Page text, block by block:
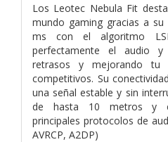
Los Leotec Nebula Fit
mundo gaming gracias a
ms con el algoritmo
perfectamente el audio y
retrasos y mejorando tu
competitivos. Su
una señal estable y sin
de hasta 10 metros y
principales protocolos de
AVRCP, A2DP)